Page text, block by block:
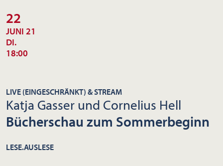
22
JUNI 21
DI.
18:00
LIVE (EINGESCHRÄNKT) & STREAM
Katja Gasser und Cornelius Hell
Bücherschau zum Sommerbeginn
LESE.AUSLESE